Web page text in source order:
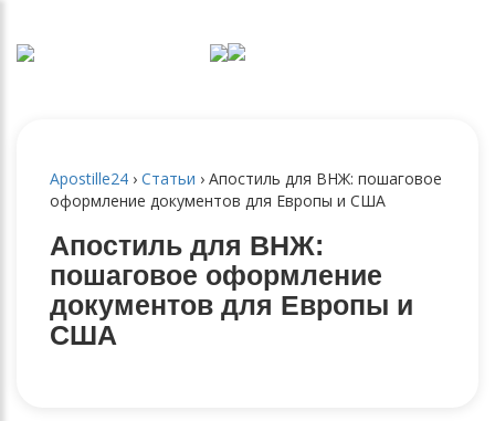
Apostille24 › Статьи › Апостиль для ВНЖ: пошаговое
оформление документов для Европы и США
Апостиль для ВНЖ:
пошаговое оформление
документов для Европы и
США